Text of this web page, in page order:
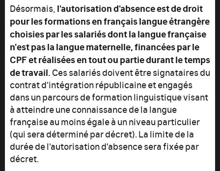
Désormais, l'autorisation d'absence est de droit
pour les formations en français langue étrangère
choisies par les salariés dont la langue française
n'est pas la langue maternelle, financées par le
CPF et réalisées en tout ou partie durant le temps
de travail.Ces salariés doivent être signataires du
contrat d'intégration républicaine et engagés
dans un parcours de formation linguistique visant
à atteindre une connaissance de la langue
française au moins égale à un niveau particulier
(qui sera déterminé par décret). La limite de la
durée de l'autorisation d'absence sera fixée par
décret.